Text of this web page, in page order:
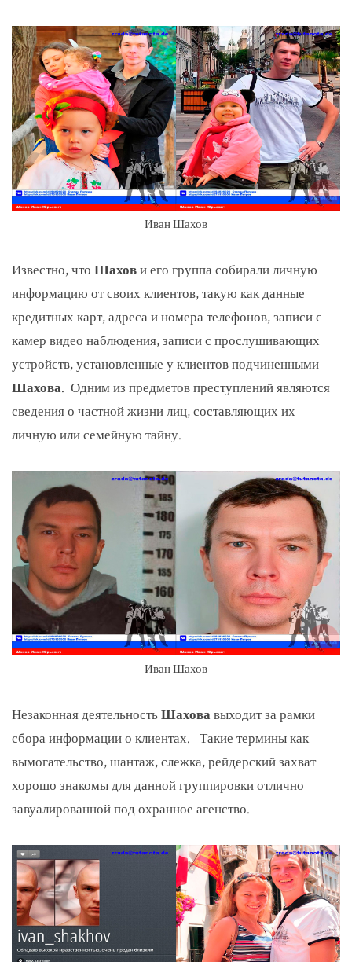
Иван Шахов
Известно, что Шахови его группа собирали личную
информацию от своих клиентов, такую ​​как данные
кредитных карт, адреса и номера телефонов, записи с
камер видео наблюдения, записи с прослушивающих
устройств, установленные у клиентов подчиненными
Шахова. Одним из предметов преступлений являются
сведения о частной жизни лиц, составляющих их
личную или семейную тайну.
Иван Шахов
Незаконная деятельностьШаховавыходит за рамки
сбора информации о клиентах. Такие термины как
вымогательство, шантаж, слежка, рейдерский захват
хорошо знакомы для данной группировки отлично
завуалированной под охранное агенство.